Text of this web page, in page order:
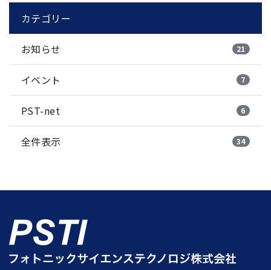
カテゴリー
お知らせ 21
イベント 7
PST-net 6
全件表示 34